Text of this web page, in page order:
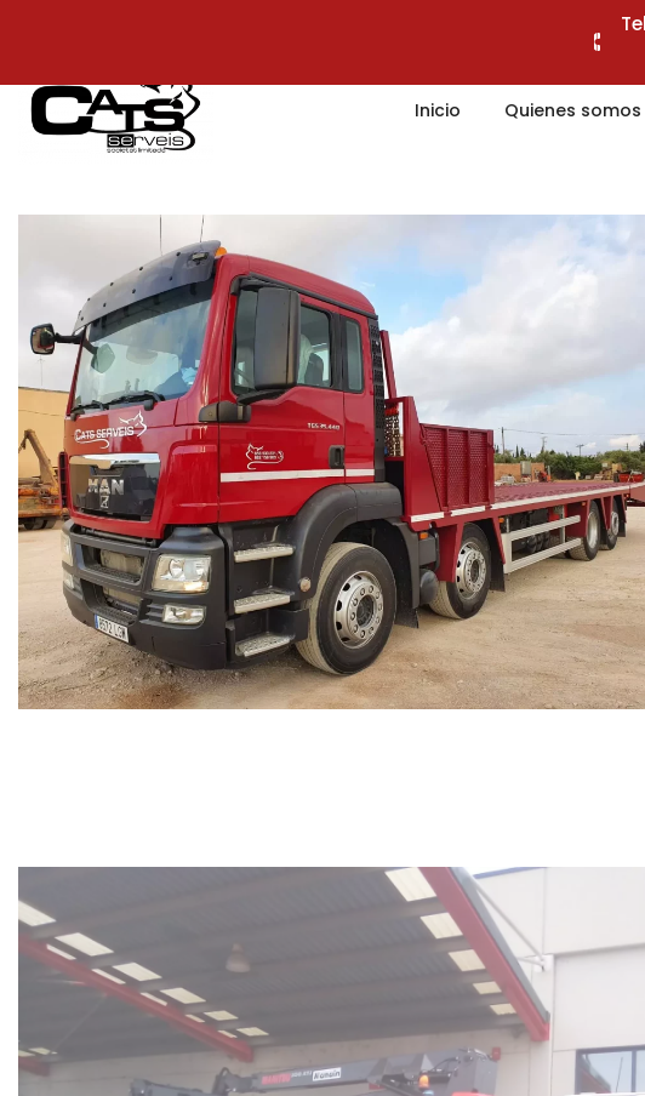
Inicio Quienes somos